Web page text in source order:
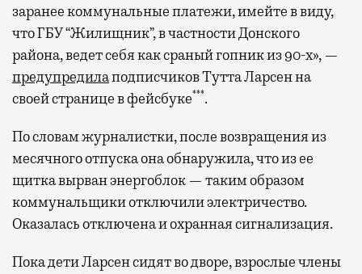
заранее коммунальные платежи, имейте в виду,
что ГБУ “Жилищник”, в частности Донского
района, ведет себя как сраный гопник из 90-х», —
предупредилаподписчиков Тутта Ларсен на
своей странице в фейсбуке***.
По словам журналистки, после возвращения из
месячного отпуска она обнаружила, что из ее
щитка вырван энергоблок — таким образом
коммунальщики отключили электричество.
Оказалась отключена и охранная сигнализация.
Пока дети Ларсен сидят во дворе, взрослые члены